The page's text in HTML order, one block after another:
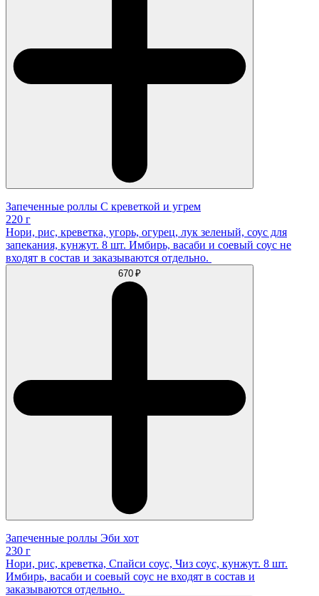
Запеченные роллы С креветкой и угрем
220 г
Нори, рис, креветка, угорь, огурец, лук зеленый, соус для
запекания, кунжут. 8 шт. Имбирь, васаби и соевый соус не
входят в состав и заказываются отдельно.
670 ₽
Запеченные роллы Эби хот
230 г
Нори, рис, креветка, Спайси соус, Чиз соус, кунжут. 8 шт.
Имбирь, васаби и соевый соус не входят в состав и
заказываются отдельно.